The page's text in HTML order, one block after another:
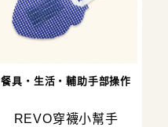
餐具・生活・輔助手部操作
REVO穿襪小幫手